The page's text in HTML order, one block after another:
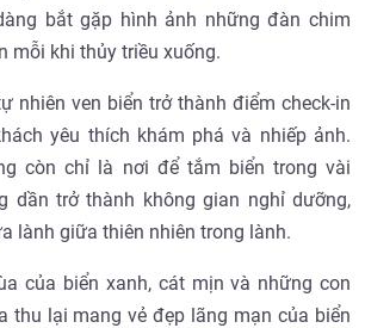
bắt gặp hình ảnh những đàn chim
mỗi khi thủy triều xuống.
nhiên ven biển trở thành điểm check-in
yêu thích khám phá và nhiếp ảnh.
còn chỉ là nơi để tắm biển trong vài
dần trở thành không gian nghỉ dưỡng,
lành giữa thiên nhiên trong lành.
của biển xanh, cát mịn và những con
thu lại mang vẻ đẹp lãng mạn của biển